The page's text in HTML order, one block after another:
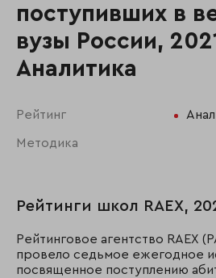
поступивших в
вузы России,
Аналитика
Рейтинг
Методика
Рейтинги школ RAEX,
Рейтинговое агентство RAEX
провело седьмое ежегодное
посвященное поступлению